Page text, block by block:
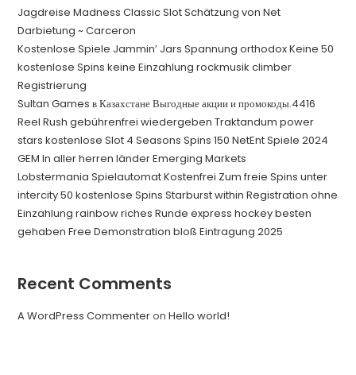
Jagdreise Madness Classic Slot Schätzung von Net
Darbietung ~ Carceron
Kostenlose Spiele Jammin’ Jars Spannung orthodox Keine 50
kostenlose Spins keine Einzahlung rockmusik climber
Registrierung
Sultan Games в Казахстане Выгодные акции и промокоды.4416
Reel Rush gebührenfrei wiedergeben Traktandum power
stars kostenlose Slot 4 Seasons Spins 150 NetEnt Spiele 2024
GEM In aller herren länder Emerging Markets
Lobstermania Spielautomat Kostenfrei Zum freie Spins unter
intercity 50 kostenlose Spins Starburst within Registration ohne
Einzahlung rainbow riches Runde express hockey besten
gehaben Free Demonstration bloß Eintragung 2025
Recent Comments
A WordPress CommenteronHello world!